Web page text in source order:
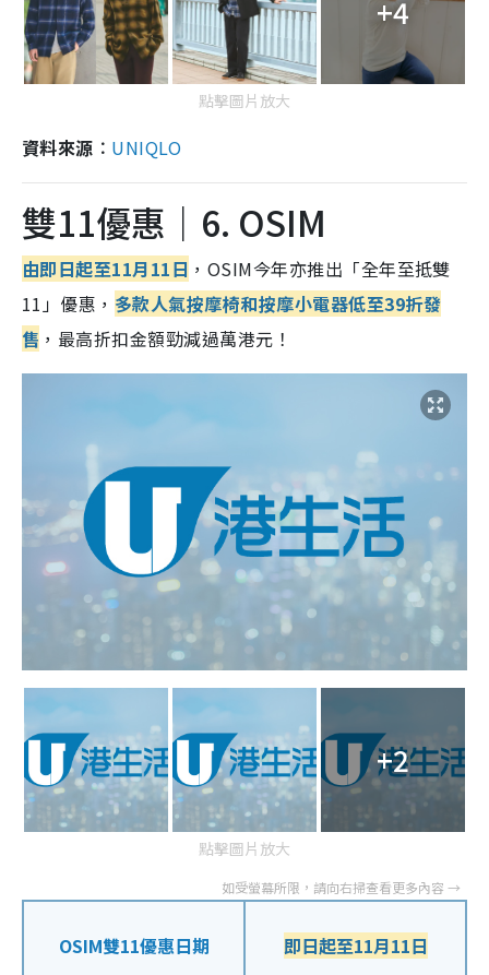
+4
點擊圖片放大
資料來源︰ UNIQLO
雙11優惠｜6. OSIM
由即日起至11月11日 ，OSIM今年亦推出「全年至抵雙
11」優惠， 多款人氣按摩椅和按摩小電器低至39折發
售 ，最高折扣金額勁減過萬港元！
+2
點擊圖片放大
OSIM雙11優惠日期 即日起至11月11日